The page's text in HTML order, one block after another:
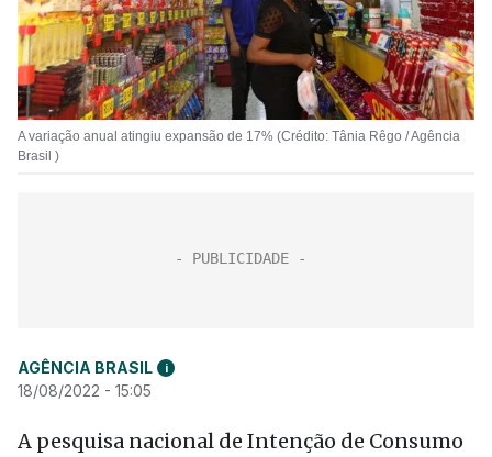
A variação anual atingiu expansão de 17% (Crédito: Tânia Rêgo / Agência
Brasil )
AGÊNCIA BRASIL i
18/08/2022 - 15:05
A pesquisa nacional de Intenção de Consumo